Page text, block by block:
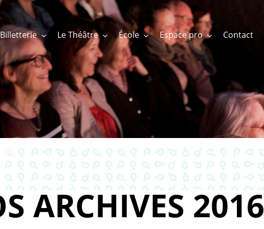
Billetterie Le Théâtre École Espace pro Contact
ARCHIVES 2016